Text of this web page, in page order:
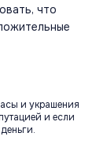
что
и украшения
и если